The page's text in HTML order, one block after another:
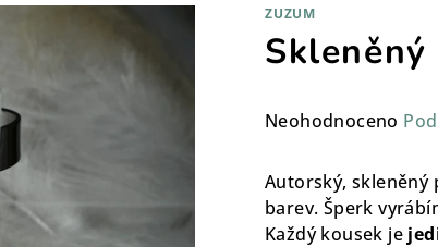
ZUZUM
Průměrné
produktu
je
0,0
Neohodnoceno
Autorský, skleněný
barev. Šperk
Každý kousek je